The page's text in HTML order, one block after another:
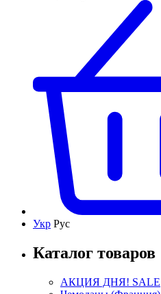
Укр Рус
Каталог товаров
АКЦИЯ ДНЯ! SALE